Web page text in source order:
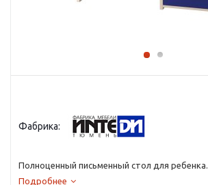
Фабрика:
Полноценный письменный стол для ребенка.
Подробнее